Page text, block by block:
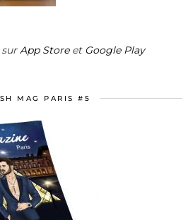
App Storeet Google Play
MAG PARIS #5